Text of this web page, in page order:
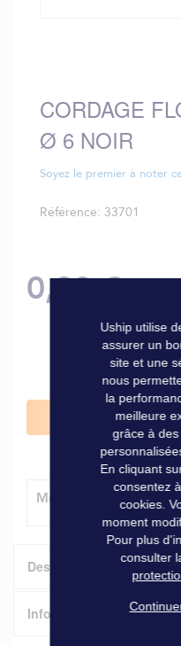
of
the
images
CORDAGE
Ø 6 NOIR
Soyez le premier à noter
Référence 33701
0,90 €
Modes de livraison
Description
Idéal pour relier la bouée
Informations techniques
Uship utilise
assurer un
site et une
nous
la
meilleure
grâce à
En cliquant
consentez
cookies.
moment
Pour plus
consulter